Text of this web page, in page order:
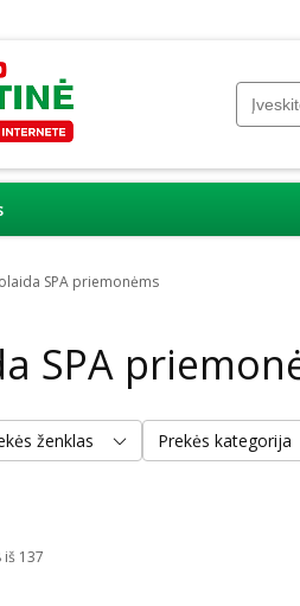
SPA priemonėms
SPA
ženklas Prekės kategorija
137